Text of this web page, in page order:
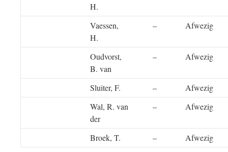
H.
Vaessen,
H.
– Afwezig
Oudvorst,
B. van
– Afwezig
Sluiter, F. –
Afwezig
Wal, R. van
der
– Afwezig
Broek, T. – Afwezig